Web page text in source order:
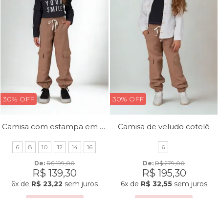
30% OFF
Camisa com estampa em silk e detalhe de bolso na manga
6 8 10 12 14 16
De: R$ 199,00
R$ 139,30
6x de R$ 23,22 sem juros
30% OFF
Camisa de veludo cotelê
6
De: R$ 279,00
R$ 195,30
6xde R$ 32,55sem juros